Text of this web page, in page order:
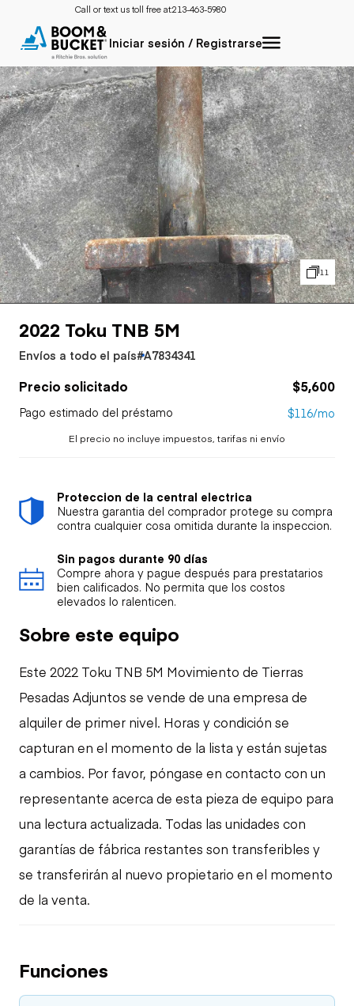
Call or text us toll free at:213-463-5980
Iniciar sesión / Registrarse
11
2022 Toku TNB 5M
Envíos a todo el país#A7834341
Precio solicitado $5,600
Pago estimado del préstamo $116/mo
El precio no incluye impuestos, tarifas ni envío
Proteccion de la central electrica
Nuestra garantia del comprador protege su compra
contra cualquier cosa omitida durante la inspeccion.
Sin pagos durante 90 días
Compre ahora y pague después para prestatarios
bien calificados. No permita que los costos
elevados lo ralenticen.
Sobre este equipo
Este 2022 Toku TNB 5M Movimiento de Tierras
Pesadas Adjuntos se vende de una empresa de
alquiler de primer nivel. Horas y condición se
capturan en el momento de la lista y están sujetas
a cambios. Por favor, póngase en contacto con un
representante acerca de esta pieza de equipo para
una lectura actualizada. Todas las unidades con
garantías de fábrica restantes son transferibles y
se transferirán al nuevo propietario en el momento
de la venta.
Funciones